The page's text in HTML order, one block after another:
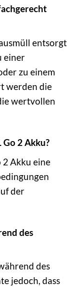
entsorgt
einer
zu einem
werden die
wertvollen
Go 2 Akku?
2 Akku eine
der
des
des
jedoch, dass